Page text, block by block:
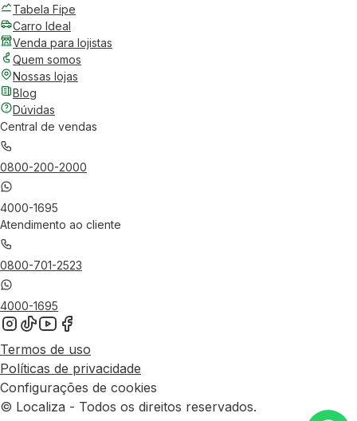
Tabela Fipe
Carro Ideal
Venda para lojistas
Quem somos
Nossas lojas
Blog
Dúvidas
Central de vendas
0800-200-2000
4000-1695
Atendimento ao cliente
0800-701-2523
4000-1695
Termos de uso
Políticas de privacidade
Configurações de cookies
© Localiza - Todos os direitos reservados.